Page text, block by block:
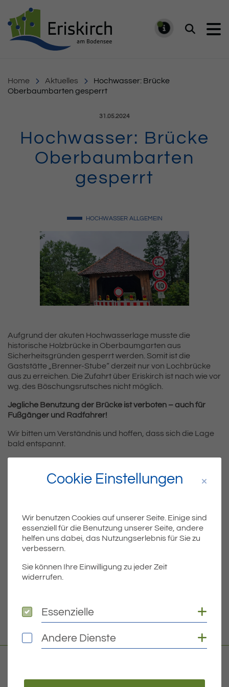
Suchen
Home Aktuelles
Hochwasser: Brücke
Oberbaumbarten gesperrt
Veröffentlicht am:
31.05.2024
Hochwasser: Brücke
Oberbaumbarten
gesperrt
HOCHWASSER ALLGEMEIN
Aufgrund der akuten Hochwasserlage musste die
historische Holzbrücke in Oberbaumgarten aus
Sicherheitsgründen gesperrt werden. Somit ist die
Gaststätte „Brenner-Stube“ derzeit nur von Lochbrücke
aus zu erreichen. Die Zufahrt über Eriskirch ist nach wie vor
wg. des Böschungsrutsches nicht möglich.
Jegliche Benutzung der Brücke ist verboten – auch für
Fußgänger und Radfahrer!
Wir bitten um Verständnis und hoffen, dass sich die Lage
bald entspannt.
ÄLTERE
Titel für Beitrag
Akute Hochwassergefahr entlang der Flüsse
BEITRÄGE
Titel für Beitrag
Hochwasser: Holzbrücke Eriskirch gesperrt
Cookie Einstellungen
Wir benutzen Cookies auf unserer Seite. Einige sind
essenziell für die Benutzung unserer Seite, andere
helfen uns dabei, das Nutzungserlebnis für Sie zu
verbessern.
Sie können Ihre Einwilligung zu jeder Zeit
widerrufen.
Essenzielle
Essenzielle
Andere Dienste
Andere Dienste